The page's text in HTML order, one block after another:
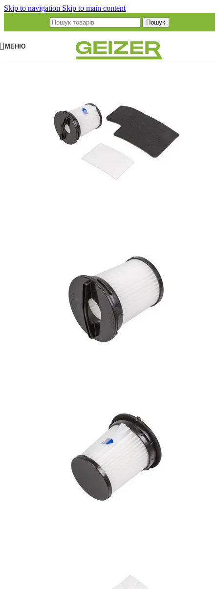
Skip to navigation Skip to main content
Пошук
МЕНЮ